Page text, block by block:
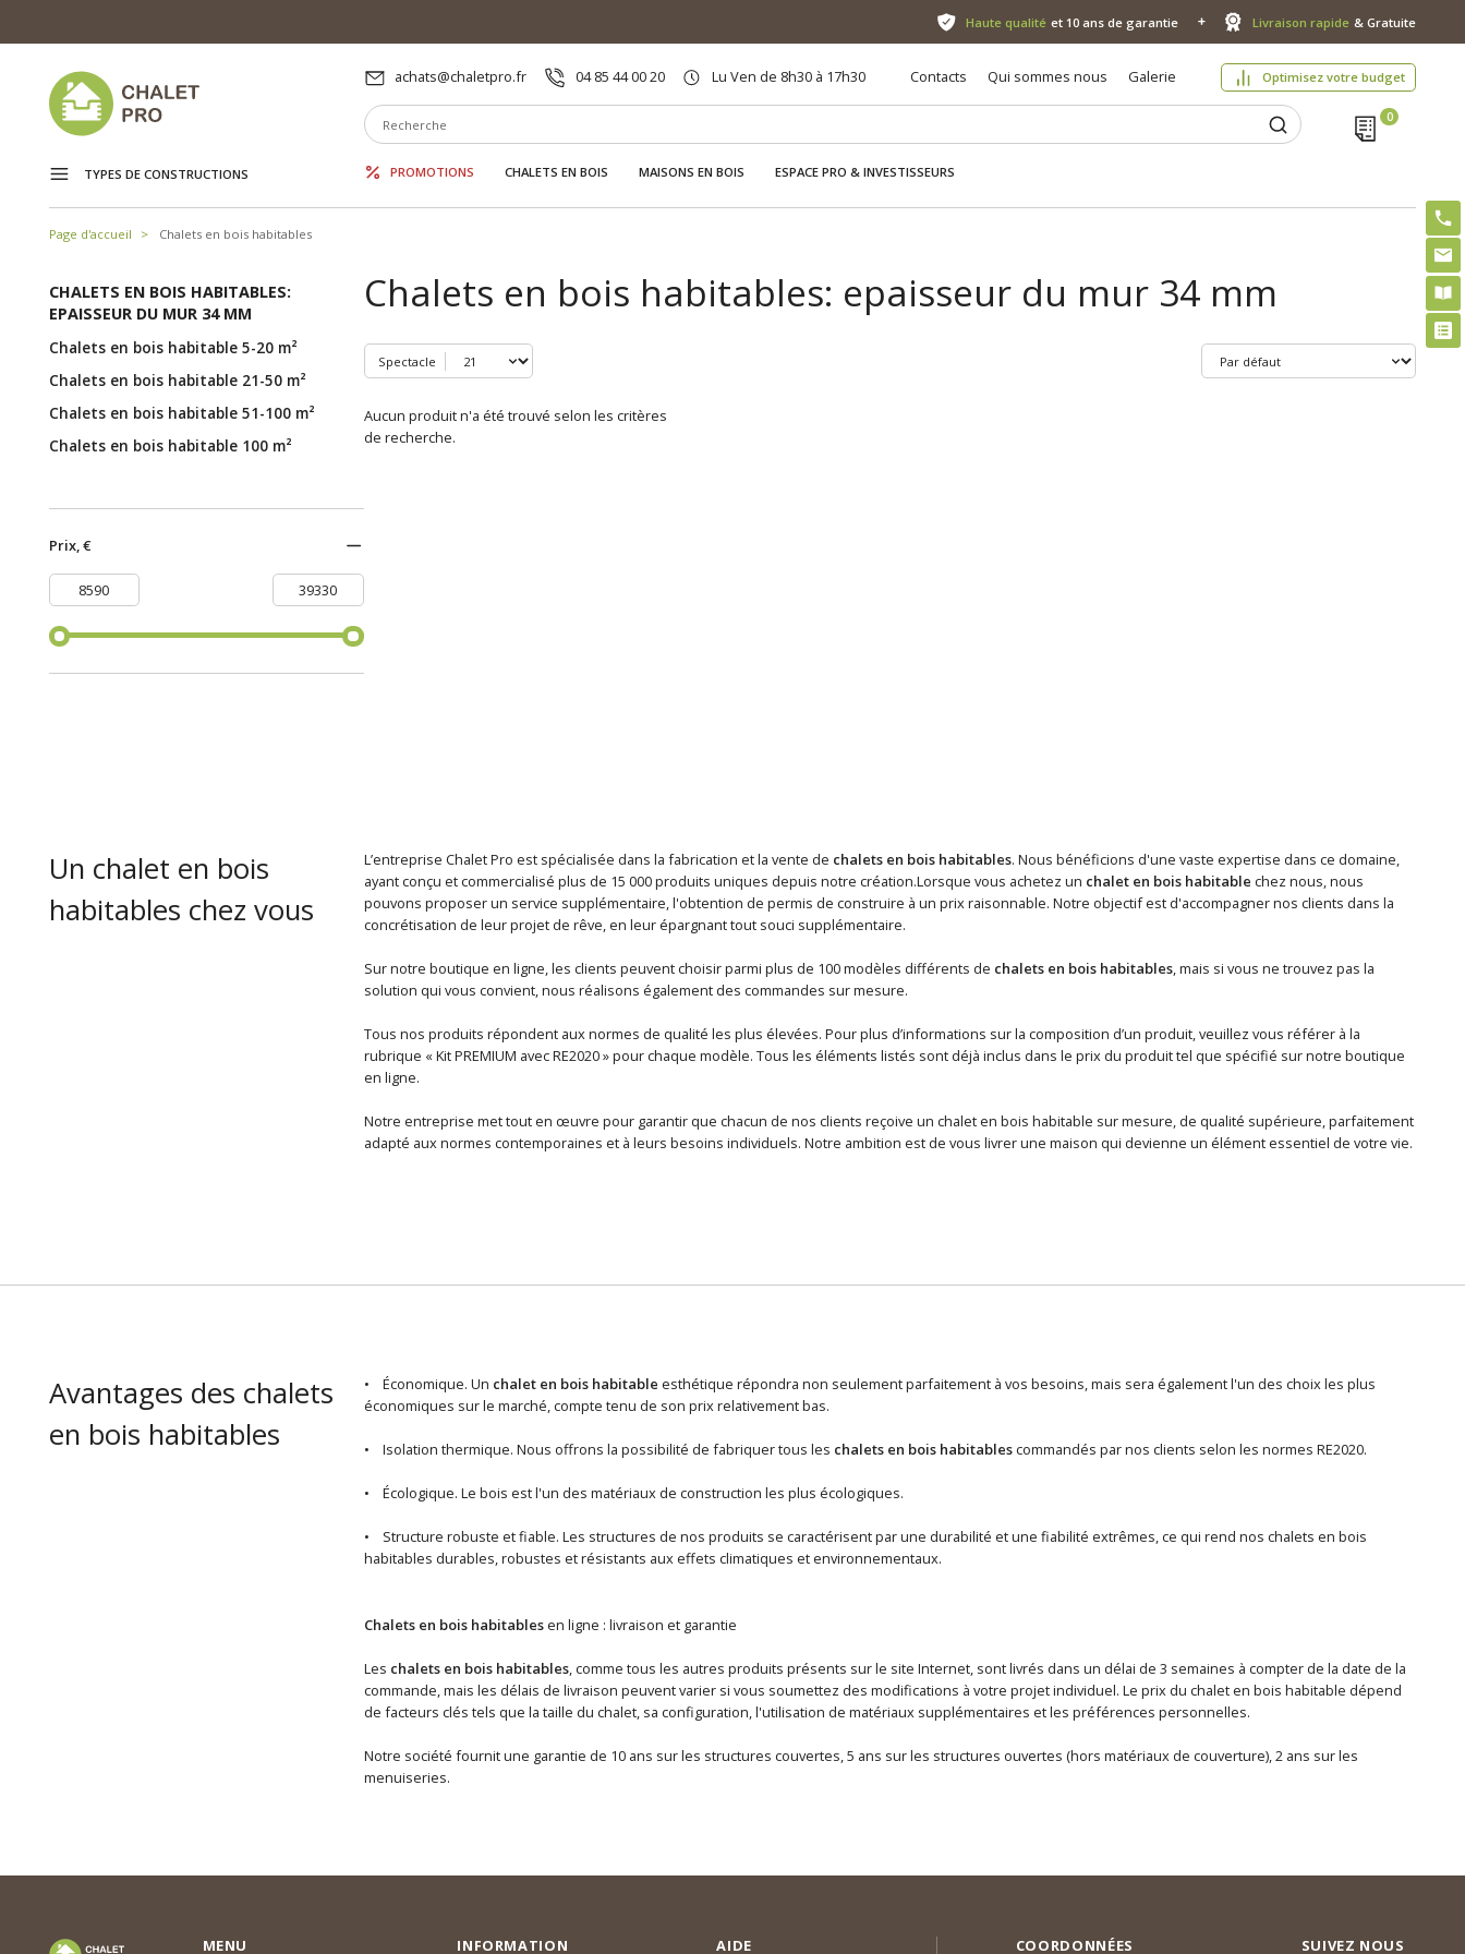
Haute qualité et 10 ans de garantie Livraison rapide & Gratuite
achats@chaletpro.fr 04 85 44 00 20 Lu Ven de 8h30 à 17h30 Contacts Qui sommes nous Galerie Optimisez votre budget
TYPES DE CONSTRUCTIONS PROMOTIONS CHALETS EN BOIS MAISONS EN BOIS ESPACE PRO & INVESTISSEURS
Page d'accueil Chalets en bois habitables
CHALETS EN BOIS HABITABLES:
EPAISSEUR DU MUR 34 MM
Chalets en bois habitable 5-20 m²
Chalets en bois habitable 21-50 m²
Chalets en bois habitable 51-100 m²
Chalets en bois habitable 100 m²
Prix, €
Chalets en bois habitables: epaisseur du mur 34 mm
Spectacle
Aucun produit n'a été trouvé selon les critères
de recherche.
Un chalet en bois
habitables chez vous
L’entreprise Chalet Pro est spécialisée dans la fabrication et la vente de chalets en bois habitables. Nous bénéficions d'une vaste expertise dans ce domaine,
ayant conçu et commercialisé plus de 15 000 produits uniques depuis notre création.Lorsque vous achetez un chalet en bois habitable chez nous, nous
pouvons proposer un service supplémentaire, l'obtention de permis de construire à un prix raisonnable. Notre objectif est d'accompagner nos clients dans la
concrétisation de leur projet de rêve, en leur épargnant tout souci supplémentaire.
Sur notre boutique en ligne, les clients peuvent choisir parmi plus de 100 modèles différents de chalets en bois habitables, mais si vous ne trouvez pas la
solution qui vous convient, nous réalisons également des commandes sur mesure.
Tous nos produits répondent aux normes de qualité les plus élevées. Pour plus d’informations sur la composition d’un produit, veuillez vous référer à la
rubrique « Kit PREMIUM avec RE2020 » pour chaque modèle. Tous les éléments listés sont déjà inclus dans le prix du produit tel que spécifié sur notre boutique
en ligne.
Notre entreprise met tout en œuvre pour garantir que chacun de nos clients reçoive un chalet en bois habitable sur mesure, de qualité supérieure, parfaitement
adapté aux normes contemporaines et à leurs besoins individuels. Notre ambition est de vous livrer une maison qui devienne un élément essentiel de votre vie.
Avantages des chalets
en bois habitables
• Économique. Un chalet en bois habitable esthétique répondra non seulement parfaitement à vos besoins, mais sera également l'un des choix les plus
économiques sur le marché, compte tenu de son prix relativement bas.
• Isolation thermique. Nous offrons la possibilité de fabriquer tous les chalets en bois habitablescommandés par nos clients selon les normes RE2020.
• Écologique. Le bois est l'un des matériaux de construction les plus écologiques.
• Structure robuste et fiable. Les structures de nos produits se caractérisent par une durabilité et une fiabilité extrêmes, ce qui rend nos chalets en bois
habitables durables, robustes et résistants aux effets climatiques et environnementaux.
Chalets en bois habitablesen ligne : livraison et garantie
Les chalets en bois habitables, comme tous les autres produits présents sur le site Internet, sont livrés dans un délai de 3 semaines à compter de la date de la
commande, mais les délais de livraison peuvent varier si vous soumettez des modifications à votre projet individuel. Le prix du chalet en bois habitable dépend
de facteurs clés tels que la taille du chalet, sa configuration, l'utilisation de matériaux supplémentaires et les préférences personnelles.
Notre société fournit une garantie de 10 ans sur les structures couvertes, 5 ans sur les structures ouvertes (hors matériaux de couverture), 2 ans sur les
menuiseries.
MENU INFORMATION AIDE COORDONNÉES SUIVEZ NOUS